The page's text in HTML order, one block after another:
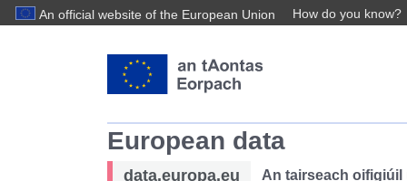
An official website of the European Union How do you know?
European data
data.europa.eu An tairseach